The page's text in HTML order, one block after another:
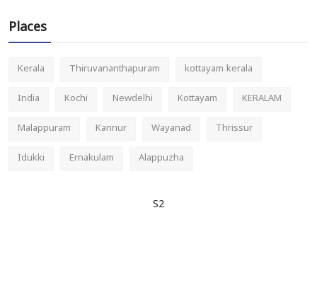
Places
Kerala Thiruvananthapuram kottayam kerala
India Kochi Newdelhi Kottayam KERALAM
Malappuram Kannur Wayanad Thrissur
Idukki Ernakulam Alappuzha
S2